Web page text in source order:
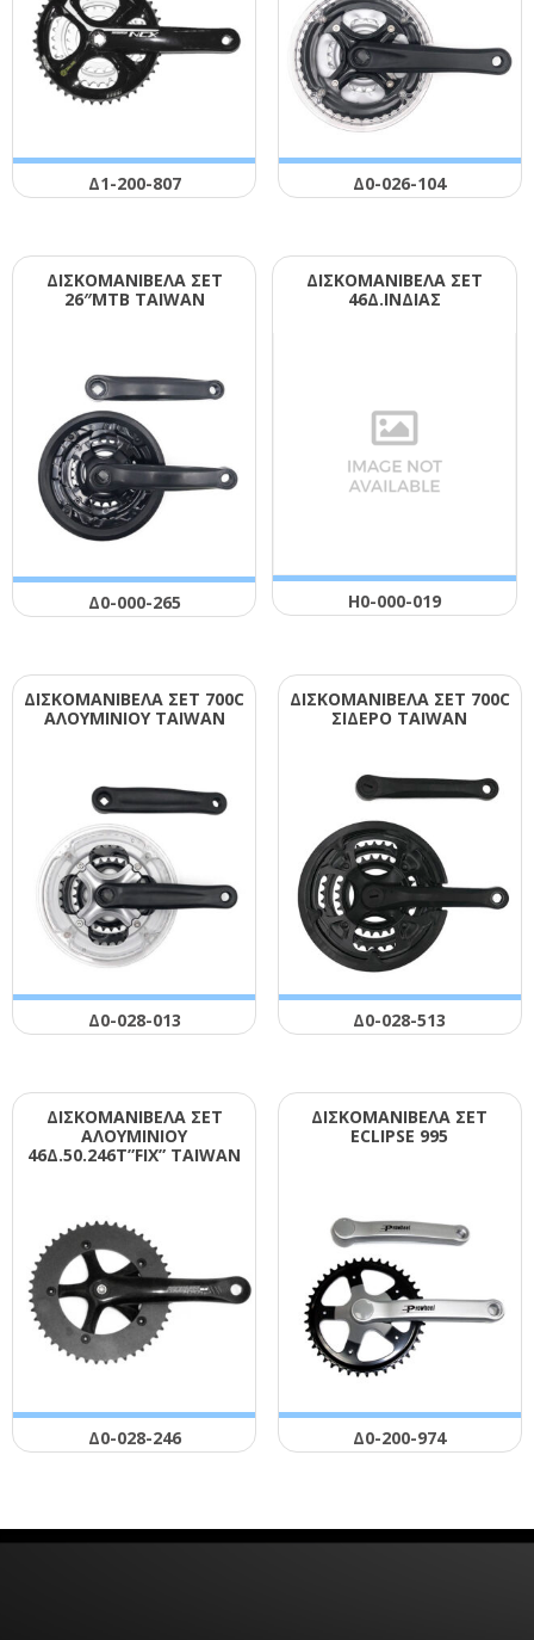
Δ1-200-807 Δ0-026-104
ΔΙΣΚΟΜΑΝΙΒΕΛΑ ΣΕΤ
26″ΜΤΒ ΤΑΙWΑΝ
Δ0-000-265
ΔΙΣΚΟΜΑΝΙΒΕΛΑ ΣΕΤ
46Δ.ΙΝΔΙΑΣ
Η0-000-019
ΔΙΣΚΟΜΑΝΙΒΕΛΑ ΣΕΤ 700C
ΑΛΟΥΜΙΝΙΟΥ ΤΑΙWΑΝ
Δ0-028-013
ΔΙΣΚΟΜΑΝΙΒΕΛΑ ΣΕΤ 700C
ΣΙΔΕΡΟ ΤΑΙWΑΝ
Δ0-028-513
ΔΙΣΚΟΜΑΝΙΒΕΛΑ ΣΕΤ
ΑΛΟΥΜΙΝΙΟΥ
46Δ.50.246Τ”FΙΧ” ΤΑΙWΑΝ
Δ0-028-246
ΔΙΣΚΟΜΑΝΙΒΕΛΑ ΣΕΤ
ΕCLΙΡSΕ 995
Δ0-200-974